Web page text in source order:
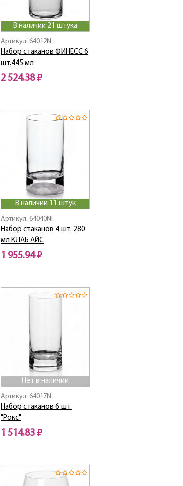
В наличии 21 штука
Артикул: 64012N
Набор стаканов ФИНЕСС 6
шт.445 мл
2 524.38 ₽
В наличии 11 штук
Артикул: 64040NI
Набор стаканов 4 шт. 280
мл КЛАБ АЙС
1 955.94 ₽
Нет в наличии
Артикул: 64017N
Набор стаканов 6 шт.
"Рокс"
1 514.83 ₽